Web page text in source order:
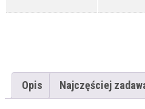
Opis Najczęściej